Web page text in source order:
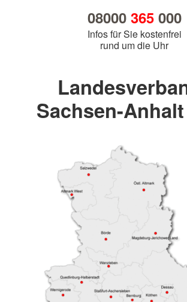
08000 365000
Infos für Sie kostenfrei
rund um die Uhr
Sachsen-Anhalt